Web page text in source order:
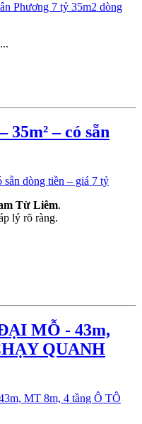
35m² – có sẵn
Từ Liêm.
lý rõ ràng.
MỖ - 43m,
QUANH